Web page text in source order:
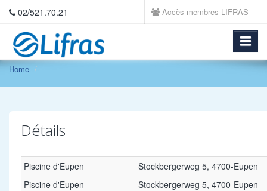
02/521.70.21 Accès membres LIFRAS
Home
Détails
Piscine d'Eupen
Stockbergerweg 5, 4700-Eupen
Piscine d'Eupen
Stockbergerweg 5, 4700-Eupen